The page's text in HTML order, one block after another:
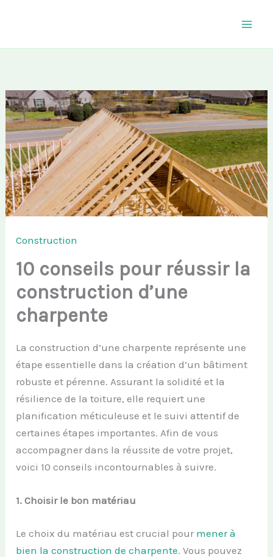
Construction
10 conseils pour réussir la
construction d’une
charpente
La construction d’une charpente représente une
étape essentielle dans la création d’un bâtiment
robuste et pérenne. Assurant la solidité et la
résilience de la toiture, elle requiert une
planification méticuleuse et le suivi attentif de
certaines étapes importantes. Afin de vous
accompagner dans la réussite de votre projet,
voici 10 conseils incontournables à suivre.
1.Choisir le bon matériau
Le choix du matériau est crucial pour mener à
bien la construction de charpente. Vous pouvez